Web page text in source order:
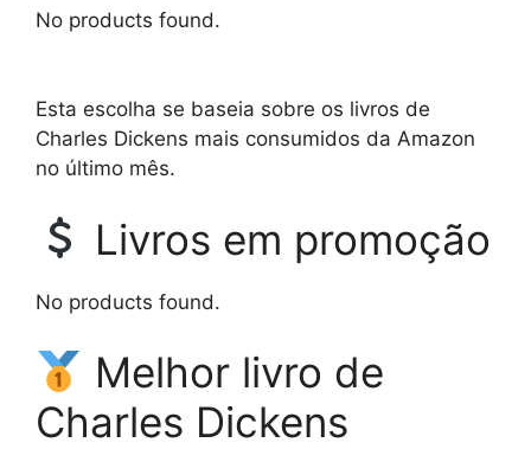
No products found.
Esta escolha se baseia sobre os livros de
Charles Dickens mais consumidos da Amazon
no último mês.
Livros em promoção
No products found.
Melhor livro de
Charles Dickens